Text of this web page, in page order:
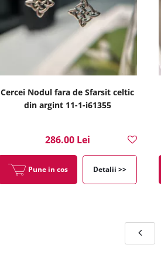
Cercei Nodul fara de Sfarsit celtic
din argint 11-1-i61355
286.00 Lei
Pune in cos Detalii >>